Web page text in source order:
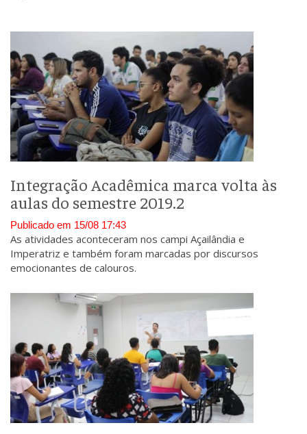
Integração Acadêmica marca volta às
aulas do semestre 2019.2
Publicado em 15/08 17:43
As atividades aconteceram nos campi Açailândia e
Imperatriz e também foram marcadas por discursos
emocionantes de calouros.